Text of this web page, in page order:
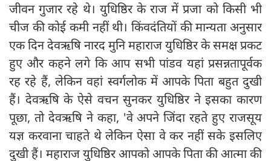
जीवन गुजार रहे थे। युधिष्ठिर के राज में प्रजा को किसी भी
चीज की कोई कमी नहीं थी। किंवदंतियों की मान्यता अनुसार
एक दिन देवऋषि नारद मुनि महाराज युधिष्ठिर के समक्ष प्रकट
हुए और कहने लगे कि आप सभी पांडव यहां प्रसन्नतापूर्वक
रह रहे हैं, लेकिन वहां स्वर्गलोक में आपके पिता बहुत दुखी
हैं। देवऋषि के ऐसे वचन सुनकर युधिष्ठिर ने इसका कारण
पूछा, तो देवऋषि ने कहा, 'वे अपने जिंदा रहते हुए राजसूय
यज्ञ करवाना चाहते थे लेकिन ऐसा वे कर नहीं सके इसलिए
दुखी हैं। महाराज युधिष्ठिर आपको आपके पिता की आत्मा की